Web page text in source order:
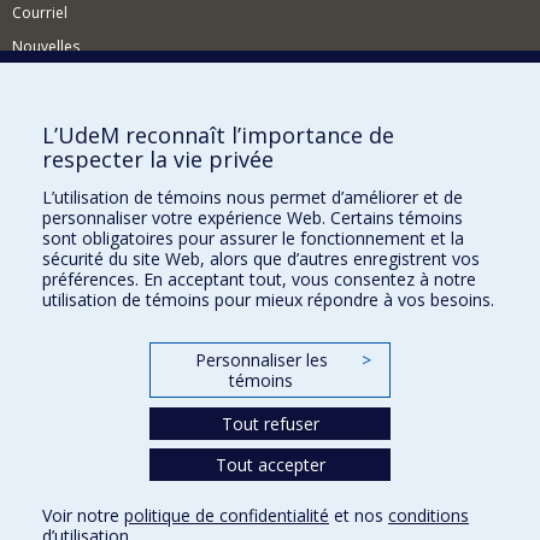
Courriel
Nouvelles
Comment soutenir le Département?
BESOIN D'AIDE?
Plan du site
Signaler une erreur
Accessibilité
FACULTÉ DES ARTS ET DES SCIENCES
Nos départements et écoles
Conditions d’utilisation
L’UdeM reconnaît l’importance de
respecter la vie privée
L’utilisation de témoins nous permet d’améliorer et de
personnaliser votre expérience Web. Certains témoins
sont obligatoires pour assurer le fonctionnement et la
sécurité du site Web, alors que d’autres enregistrent vos
préférences. En acceptant tout, vous consentez à notre
utilisation de témoins pour mieux répondre à vos besoins.
Personnaliser les
témoins
>
Tout refuser
Tout accepter
Voir notre politique de confidentialité et nos conditions